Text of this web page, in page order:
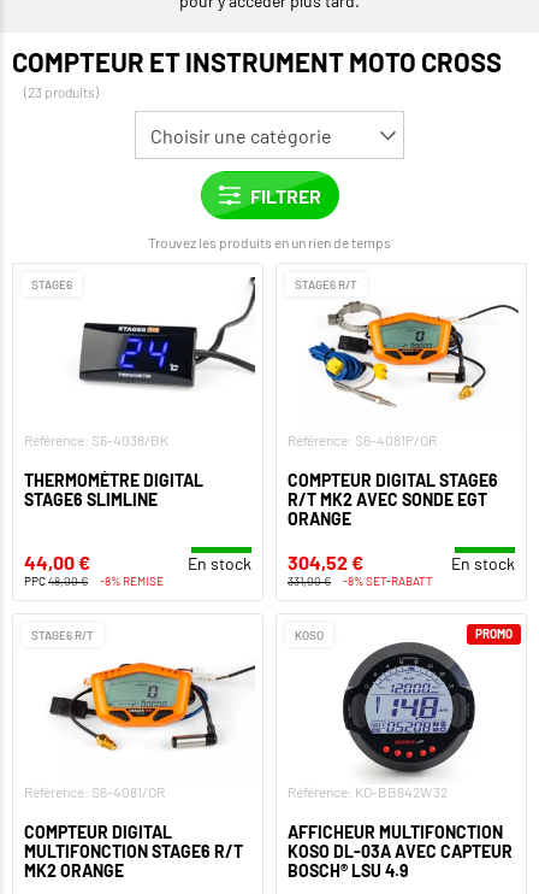
COMPTEUR ET INSTRUMENT MOTO CROSS
(23 produits)
Trouvez les produits en un rien de temps
STAGE6
Référence: S6-4038/BK
THERMOMÈTRE DIGITAL
STAGE6 SLIMLINE
44,00 € En stock
PPC48,00 € -8% REMISE
STAGE6 R/T
Référence: S6-4081P/OR
COMPTEUR DIGITAL STAGE6
R/T MK2 AVEC SONDE EGT
ORANGE
304,52 € En stock
331,00 € -8% SET-RABATT
STAGE6 R/T
Référence: S6-4081/OR
COMPTEUR DIGITAL
MULTIFONCTION STAGE6 R/T
MK2 ORANGE
KOSO
Référence: KO-BB642W32
AFFICHEUR MULTIFONCTION
KOSO DL-03A AVEC CAPTEUR
BOSCH® LSU 4.9
PROMO